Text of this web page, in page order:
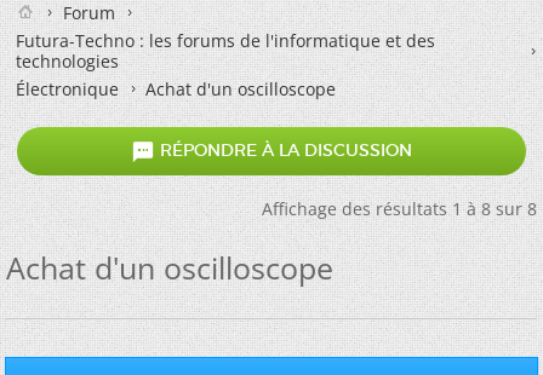
Forum
Futura-Techno : les forums de l'informatique et des
technologies
Électronique
Achat d'un oscilloscope
 RÉPONDRE À LA DISCUSSION
Affichage des résultats 1 à 8 sur 8
Achat d'un oscilloscope